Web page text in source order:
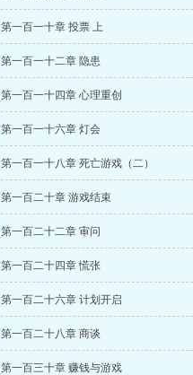
第一百一十章 投票 上
第一百一十二章 隐患
第一百一十四章 心理重创
第一百一十六章 灯会
第一百一十八章 死亡游戏（二）
第一百二十章 游戏结束
第一百二十二章 审问
第一百二十四章 慌张
第一百二十六章 计划开启
第一百二十八章 商谈
第一百三十章 赚钱与游戏